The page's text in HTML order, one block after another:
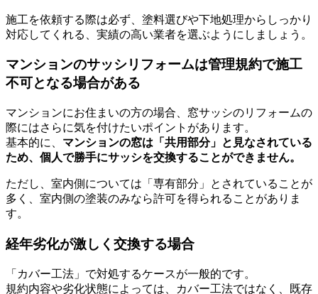
施工を依頼する際は必ず、塗料選びや下地処理からしっかり
対応してくれる、実績の高い業者を選ぶようにしましょう。
マンションのサッシリフォームは管理規約で施工
不可となる場合がある
マンションにお住まいの方の場合、窓サッシのリフォームの
際にはさらに気を付けたいポイントがあります。
基本的に、 マンションの窓は「共用部分」と見なされている
ため、個人で勝手にサッシを交換することができません。
ただし、室内側については「専有部分」とされていることが
多く、室内側の塗装のみなら許可を得られることがありま
す。
経年劣化が激しく交換する場合
「カバー工法」で対処するケースが一般的です。
規約内容や劣化状態によっては、カバー工法ではなく、既存